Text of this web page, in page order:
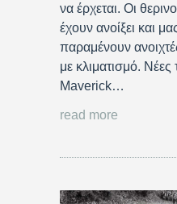
να έρχεται. Οι
έχουν ανοίξει και
παραμένουν
με κλιματισμό. Νέες
Maverick…
read more